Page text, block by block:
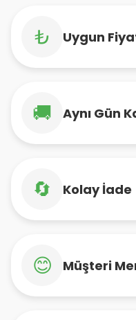
₺ Uygun
🚚 Aynı Gün
🔄 Kolay İade
😊 Müşteri